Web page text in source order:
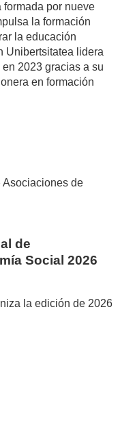
por nueve
la formación
la educación
Unibertsitatea lidera
2023 gracias a su
en formación
de
Social 2026
la edición de 2026